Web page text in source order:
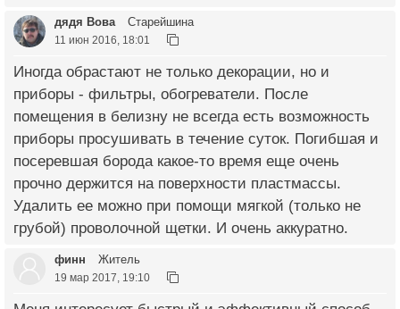
дядя Вова Старейшина
11 июн 2016, 18:01
Иногда обрастают не только декорации, но и
приборы - фильтры, обогреватели. После
помещения в белизну не всегда есть возможность
приборы просушивать в течение суток. Погибшая и
посеревшая борода какое-то время еще очень
прочно держится на поверхности пластмассы.
Удалить ее можно при помощи мягкой (только не
грубой) проволочной щетки. И очень аккуратно.
финн Житель
19 мар 2017, 19:10